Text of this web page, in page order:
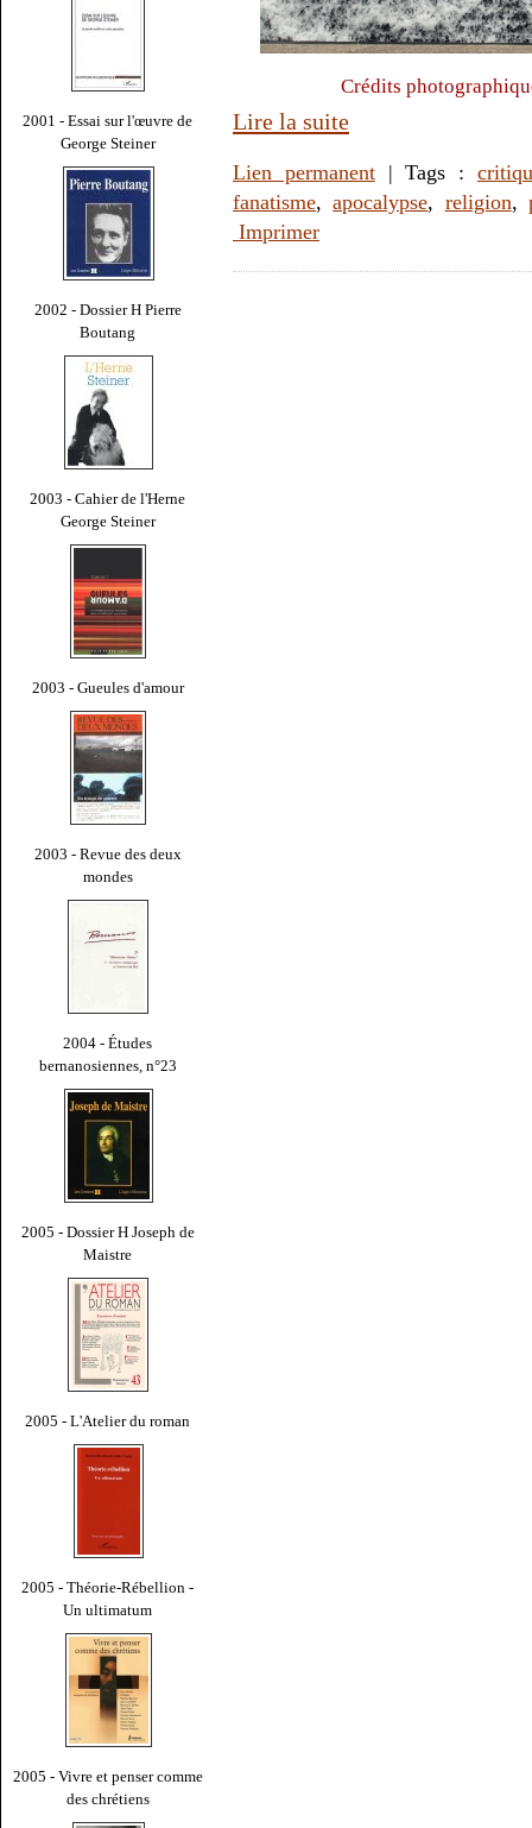
2001 - Essai sur l'œuvre de
George Steiner
2002 - Dossier H Pierre
Boutang
2003 - Cahier de l'Herne
George Steiner
2003 - Gueules d'amour
2003 - Revue des deux
mondes
2004 - Études
bernanosiennes, n°23
2005 - Dossier H Joseph de
Maistre
2005 - L'Atelier du roman
2005 - Théorie-Rébellion -
Un ultimatum
2005 - Vivre et penser comme
des chrétiens
Crédits
Lire la suite
Lien permanent| Tags :
fanatisme,apocalypse, religion,
Imprimer